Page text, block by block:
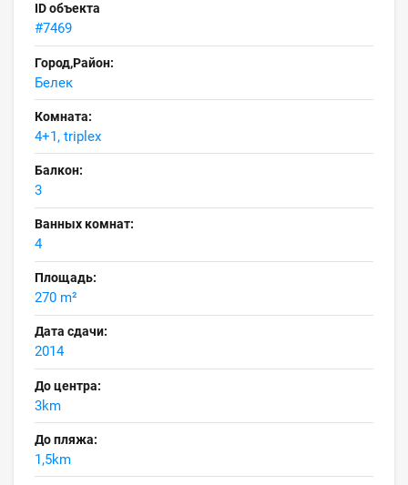
ID объекта
#7469
Город,Район:
Белек
Комната:
4+1, triplex
Балкон:
3
Ванных комнат:
4
Площадь:
270 m²
Дата сдачи:
2014
До центра:
3km
До пляжа:
1,5km